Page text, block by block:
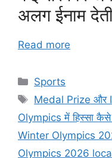
अलग ईनाम
Read more
Categories
Sports
Tags
Medal Prize और
Olympics में हिस्सा
Winter Olympics
Olympics 2026